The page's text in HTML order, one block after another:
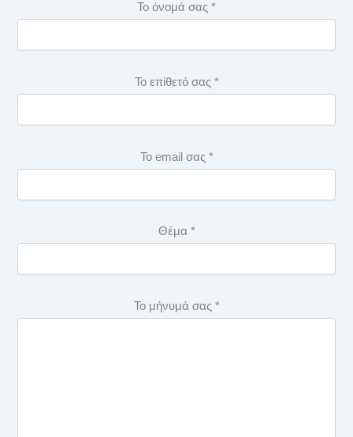
Το όνομά σας *
Το επίθετό σας *
Το email σας *
Θέμα *
Το μήνυμά σας *